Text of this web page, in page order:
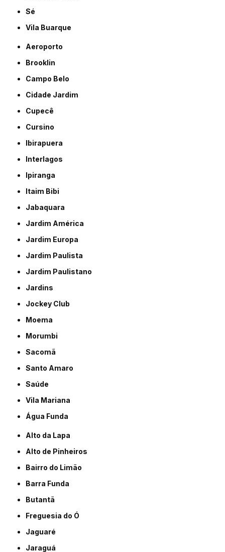
Sé
Vila Buarque
Aeroporto
Brooklin
Campo Belo
Cidade Jardim
Cupecê
Cursino
Ibirapuera
Interlagos
Ipiranga
Itaim Bibi
Jabaquara
Jardim América
Jardim Europa
Jardim Paulista
Jardim Paulistano
Jardins
Jockey Club
Moema
Morumbi
Sacomã
Santo Amaro
Saúde
Vila Mariana
Água Funda
Alto da Lapa
Alto de Pinheiros
Bairro do Limão
Barra Funda
Butantã
Freguesia do Ó
Jaguaré
Jaraguá